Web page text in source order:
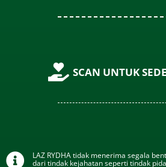
SCAN UNTUK
LAZ RYDHA tidak menerima segala
dari tindak kejahatan seperti tindak